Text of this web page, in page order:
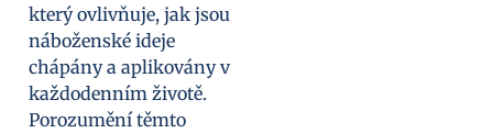
který ovlivňuje, jak jsou
náboženské ideje
chápány a aplikovány v
každodenním životě.
Porozumění těmto